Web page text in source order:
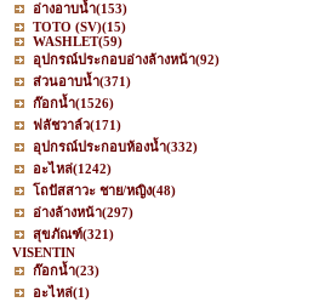
อ่างอาบน้ำ(153)
TOTO (SV)(15)
WASHLET(59)
อุปกรณ์ประกอบอ่างล้างหน้า(92)
ส่วนอาบน้ำ(371)
ก๊อกน้ำ(1526)
ฟลัชวาล์ว(171)
อุปกรณ์ประกอบห้องน้ำ(332)
อะไหล่(1242)
โถปัสสาวะ ชาย/หญิง(48)
อ่างล้างหน้า(297)
สุขภัณฑ์(321)
VISENTIN
ก๊อกน้ำ(23)
อะไหล่(1)